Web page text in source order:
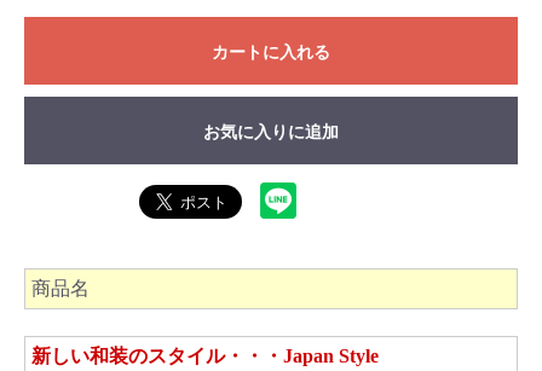
カートに入れる
お気に入りに追加
商品名
新しい和装のスタイル・・・Japan Style